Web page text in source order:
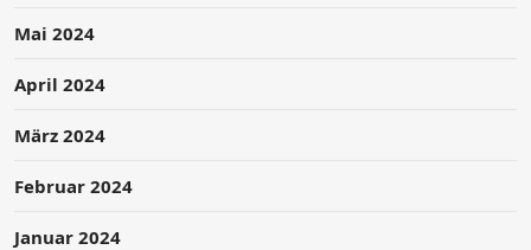
Mai 2024
April 2024
März 2024
Februar 2024
Januar 2024